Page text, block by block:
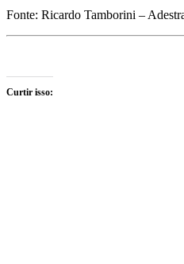
Fonte: Ricardo Tamborini –
Curtir isso: